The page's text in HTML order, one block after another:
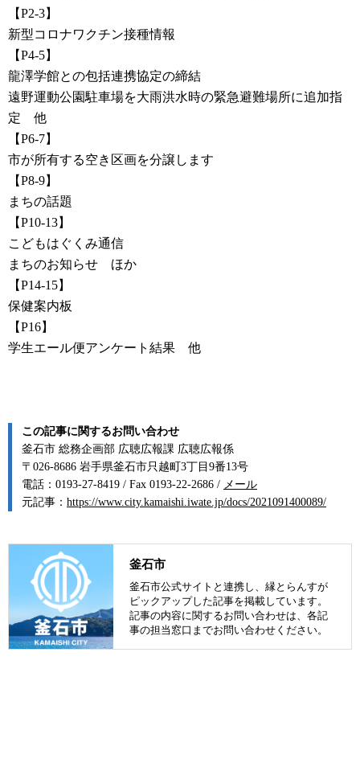
【P2-3】
新型コロナワクチン接種情報
【P4-5】
龍澤学館との包括連携協定の締結
遠野運動公園駐車場を大雨洪水時の緊急避難場所に追加指
定 他
【P6-7】
市が所有する空き区画を分譲します
【P8-9】
まちの話題
【P10-13】
こどもはぐくみ通信
まちのお知らせ ほか
【P14-15】
保健案内板
【P16】
学生エール便アンケート結果 他
この記事に関するお問い合わせ
釜石市 総務企画部 広聴広報課 広聴広報係
〒026-8686 岩手県釜石市只越町3丁目9番13号
電話：0193-27-8419 / Fax 0193-22-2686 / メール
元記事： https://www.city.kamaishi.iwate.jp/docs/2021091400089/
釜石市
釜石市公式サイトと連携し、縁とらんすが
ピックアップした記事を掲載しています。
記事の内容に関するお問い合わせは、各記
事の担当窓口までお問い合わせください。